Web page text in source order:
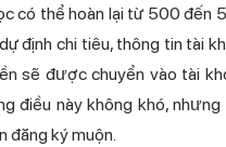
có thể hoàn lại từ 500 đến
định chi tiêu, thông tin tài
sẽ được chuyển vào tài
điều này không khó,
đăng ký muộn.